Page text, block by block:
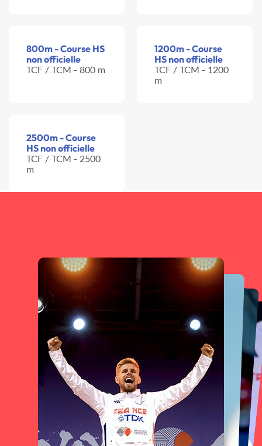
800m - Course HS
non officielle
TCF / TCM - 800 m
1200m - Course
HS non officielle
TCF / TCM - 1200
m
2500m - Course
HS non officielle
TCF / TCM - 2500
m